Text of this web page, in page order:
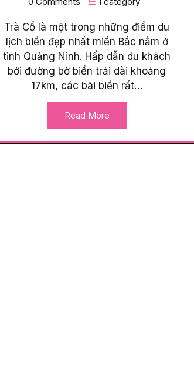
Trà Cổ là một trong những điểm du
lịch biển đẹp nhất miền Bắc nằm ở
tỉnh Quảng Ninh. Hấp dẫn du khách
bởi đường bờ biển trải dài khoảng
17km, các bãi biển rất…
Read More